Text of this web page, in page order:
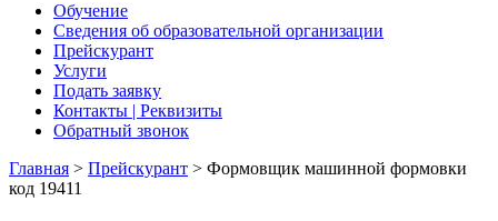
Обучение
Сведения об образовательной организации
Прейскурант
Услуги
Подать заявку
Контакты | Реквизиты
Обратный звонок
Главная > Прейскурант > Формовщик машинной формовки
код 19411